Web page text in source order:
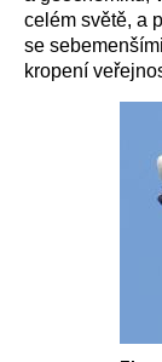
celém světě, a
se
kropení